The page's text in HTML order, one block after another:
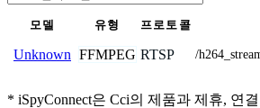
모델 유형 프로토콜
Unknown FFMPEG RTSP /
* iSpyConnect은 Cci의 제품과 제휴, 연